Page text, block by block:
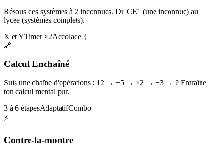
Résous des systèmes à 2 inconnues. Du CE1 (une inconnue) au
lycée (systèmes complets).
X et YTimer ×2Accolade {
🔗
Calcul Enchaîné
Suis une chaîne d'opérations : 12 → +5 → ×2 → −3 → ? Entraîne
ton calcul mental pur.
3 à 6 étapesAdaptatifCombo
⚡
Contre-la-montre